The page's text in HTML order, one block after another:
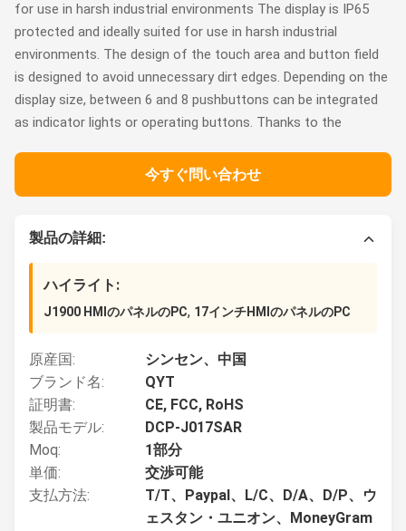
for use in harsh industrial environments The display is IP65
protected and ideally suited for use in harsh industrial
environments. The design of the touch area and button field
is designed to avoid unnecessary dirt edges. Depending on the
display size, between 6 and 8 pushbuttons can be integrated
as indicator lights or operating buttons. Thanks to the
今すぐ問い合わせ
製品の詳細:
ハイライト:
J1900 HMIのパネルのPC, 17インチHMIのパネルのPC
原産国:
シンセン、中国
ブランド名:
QYT
証明書:
CE, FCC, RoHS
製品モデル:
DCP-J017SAR
Moq:
1部分
単価:
交渉可能
支払方法:
T/T、Paypal、L/C、D/A、D/P、ウ
ェスタン・ユニオン、MoneyGram